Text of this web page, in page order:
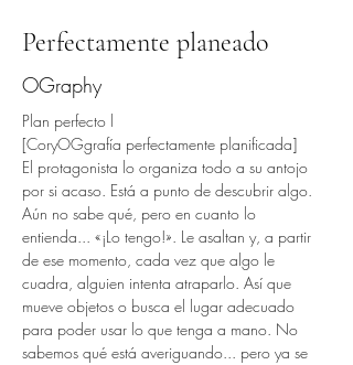
Perfectamente planeado
OGraphy
Plan perfecto l
[CoryOGgrafía perfectamente planificada]
El protagonista lo organiza todo a su antojo
por si acaso. Está a punto de descubrir algo.
Aún no sabe qué, pero en cuanto lo
entienda... «¡Lo tengo!». Le asaltan y, a partir
de ese momento, cada vez que algo le
cuadra, alguien intenta atraparlo. Así que
mueve objetos o busca el lugar adecuado
para poder usar lo que tenga a mano. No
sabemos qué está averiguando... pero ya se